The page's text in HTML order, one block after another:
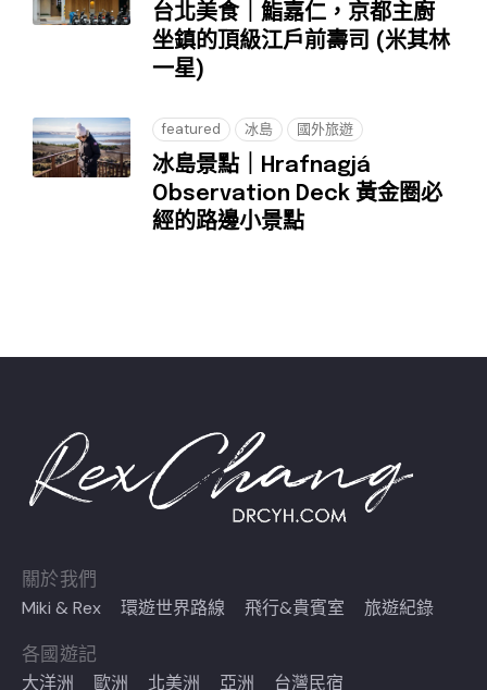
台北美食｜鮨嘉仁，京都主廚
坐鎮的頂級江戶前壽司 (米其林
一星)
featured 冰島 國外旅遊
冰島景點｜Hrafnagjá
Observation Deck 黃金圈必
經的路邊小景點
關於我們
Miki & Rex 環遊世界路線 飛行&貴賓室 旅遊紀錄
各國遊記
大洋洲 歐洲 北美洲 亞洲 台灣民宿